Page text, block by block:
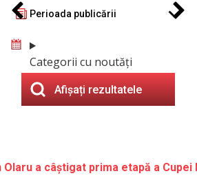
Perioada publicării
Categorii cu noutăți
Afișați rezultatele
Olaru a câștigat prima etapă a